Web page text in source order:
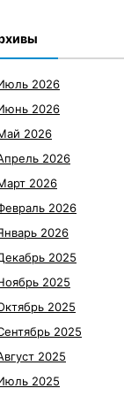
2026
2026
2026
2026
2026
2026
2026
2025
2025
2025
2025
2025
2025